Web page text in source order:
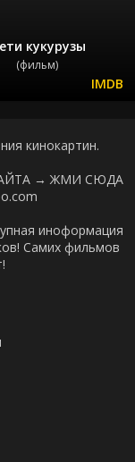
кукурузы
(фильм)
кинокартин.
→ ЖМИ СЮДА
иноформация
Самих фильмов